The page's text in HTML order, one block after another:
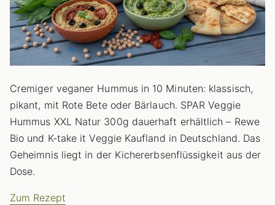
Cremiger veganer Hummus in 10 Minuten: klassisch,
pikant, mit Rote Bete oder Bärlauch. SPAR Veggie
Hummus XXL Natur 300g dauerhaft erhältlich – Rewe
Bio und K-take it Veggie Kaufland in Deutschland. Das
Geheimnis liegt in der Kichererbsenflüssigkeit aus der
Dose.
Zum Rezept